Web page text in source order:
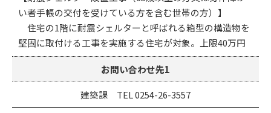
い者手帳の交付を受けている方を含む世帯の方）】
住宅の1階に耐震シェルターと呼ばれる箱型の構造物を
堅固に取付ける工事を実施する住宅が対象。上限40万円
お問い合わせ先1
建築課 TEL 0254-26-3557